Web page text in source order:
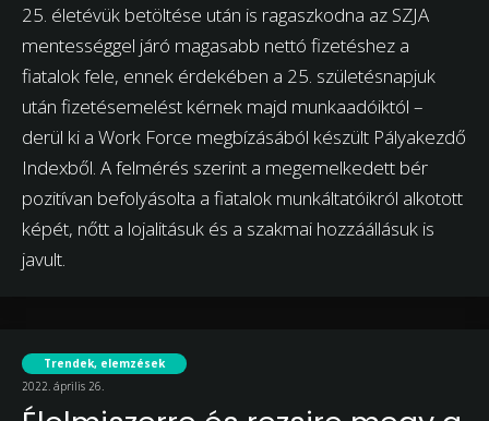
25. életévük betöltése után is ragaszkodna az SZJA
mentességgel járó magasabb nettó fizetéshez a
fiatalok fele, ennek érdekében a 25. születésnapjuk
után fizetésemelést kérnek majd munkaadóiktól –
derül ki a Work Force megbízásából készült Pályakezdő
Indexből. A felmérés szerint a megemelkedett bér
pozitívan befolyásolta a fiatalok munkáltatóikról alkotott
képét, nőtt a lojalitásuk és a szakmai hozzáállásuk is
javult.
Trendek, elemzések
2022. április 26.